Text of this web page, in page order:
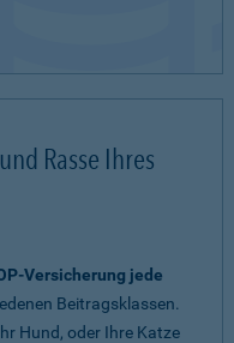
Rasse Ihres
Versicherung jede
Beitragsklassen.
Hund, oder Ihre Katze